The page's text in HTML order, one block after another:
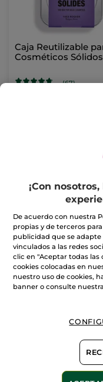
Caja Reutilizable
Cosméticos Sólidos
(67)
Gel de Ducha
Hidratante
& Hierbabuena
Solido
100 g
AÑADIR A MI
CESTA
¡Con
De acuerdo con nuestra
propias y de terceros
publicidad que se adapte
vinculados a las redes
clic en "Aceptar todas las
cookies colocadas en
nuestro uso de cookies,
banner o consulte nuestra